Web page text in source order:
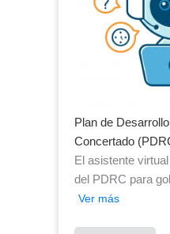
Plan de
Concertado
El asistente
del PDRC para
Ver más